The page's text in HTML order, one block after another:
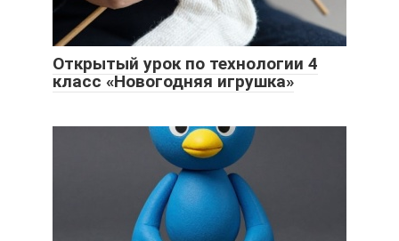
Открытый урок по технологии 4
класс «Новогодняя игрушка»